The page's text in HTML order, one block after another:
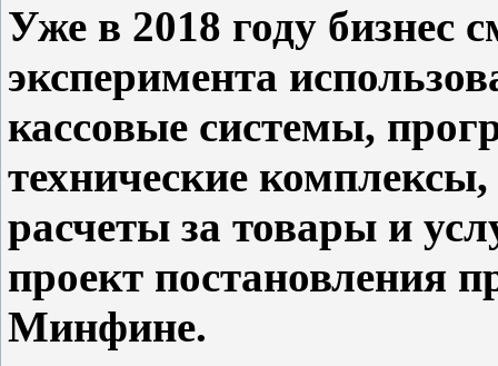
Уже в 2018 году бизнес
эксперимента
кассовые системы,
технические
расчеты за товары и
проект постановления
Минфине.